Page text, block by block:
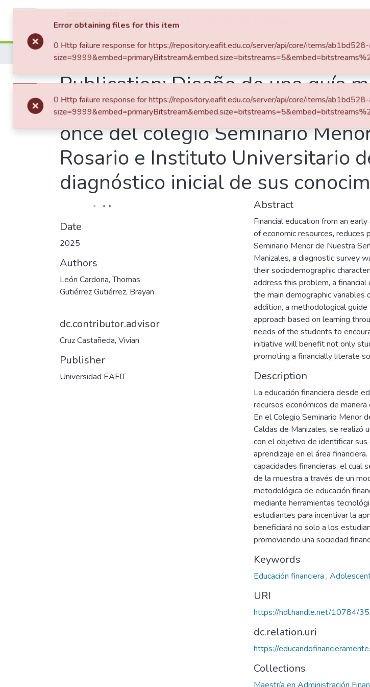
Communities & Collections
Home
Publication:Diseño de una guía
las competencias financieras de
once del colegio Seminario
Rosario e Instituto Universitario
diagnóstico inicial de sus
Date
2025
Authors
León Cardona, Thomas
Gutiérrez Gutiérrez, Brayan
dc.contributor.advisor
Cruz Castañeda, Vivian
Publisher
Universidad EAFIT
Abstract
Financial education from an
of economic resources, reduces
Seminario Menor de Nuestra
Manizales, a diagnostic survey
their sociodemographic
address this problem, a
the main demographic
addition, a methodological
approach based on learning
needs of the students to
initiative will benefit not only
promoting a financially literate
Description
La educación financiera desde
recursos económicos de
En el Colegio Seminario Menor
Caldas de Manizales, se realizó
con el objetivo de identificar
aprendizaje en el área
capacidades financieras, el cual
de la muestra a través de un
metodológica de educación
mediante herramientas
estudiantes para incentivar la
beneficiará no solo a los
promoviendo una sociedad
Keywords
Educación financiera ,
URI
https://hdl.handle.net/10784/
dc.relation.uri
https://
Collections
Error obtaining files for this item
0 Http failure response for https://repository.eafit.edu.co/server/api/core/items/
0 Http failure response for https://repository.eafit.edu.co/server/api/core/items/